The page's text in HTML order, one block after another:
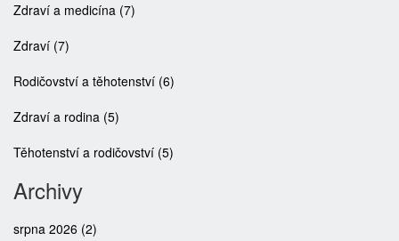
Zdraví a medicína (7)
Zdraví (7)
Rodičovství a těhotenství (6)
Zdraví a rodina (5)
Těhotenství a rodičovství (5)
Archivy
srpna 2026 (2)